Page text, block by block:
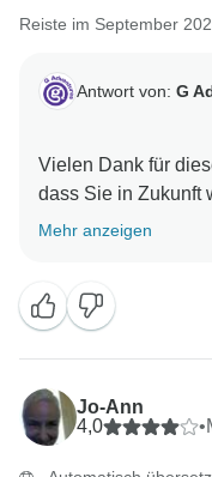
Reiste im September
Antwort von: G
Vielen Dank für
dass Sie in Zukunft
Mehr anzeigen
Jo-Ann
4,0
•